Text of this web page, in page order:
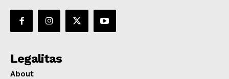
Legalitas
About